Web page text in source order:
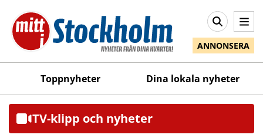
ANNONSERA
Toppnyheter Dina lokala nyheter
TV-klipp och nyheter